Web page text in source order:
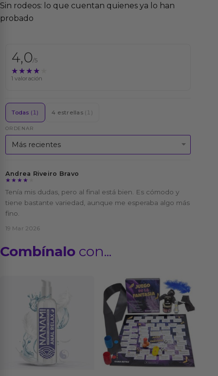
Sin rodeos: lo que cuentan quienes ya lo han
probado
4,0/5
★★★★★
★★★★★
1 valoración
Todas (1) 4 estrellas (1)
ORDENAR
Andrea Riveiro Bravo
★★★★★
★★★★★
Tenía mis dudas, pero al final está bien. Es cómodo y
tiene bastante variedad, aunque me esperaba algo más
fino.
19 Mar 2026
Combínalo con...